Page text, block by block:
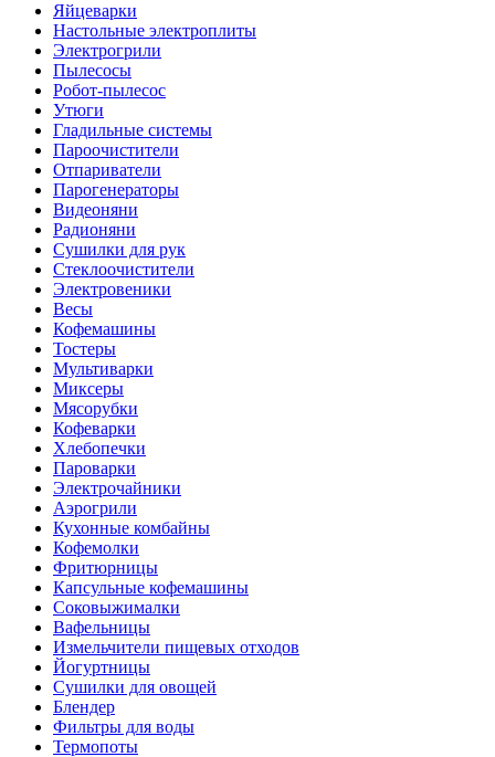
Яйцеварки
Настольные электроплиты
Электрогрили
Пылесосы
Робот-пылесос
Утюги
Гладильные системы
Пароочистители
Отпариватели
Парогенераторы
Видеоняни
Радионяни
Сушилки для рук
Стеклоочистители
Электровеники
Весы
Кофемашины
Тостеры
Мультиварки
Миксеры
Мясорубки
Кофеварки
Хлебопечки
Пароварки
Электрочайники
Аэрогрили
Кухонные комбайны
Кофемолки
Фритюрницы
Капсульные кофемашины
Соковыжималки
Вафельницы
Измельчители пищевых отходов
Йогуртницы
Сушилки для овощей
Блендер
Фильтры для воды
Термопоты